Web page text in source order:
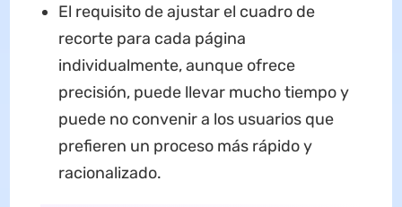
El requisito de ajustar el cuadro de
recorte para cada página
individualmente, aunque ofrece
precisión, puede llevar mucho tiempo y
puede no convenir a los usuarios que
prefieren un proceso más rápido y
racionalizado.